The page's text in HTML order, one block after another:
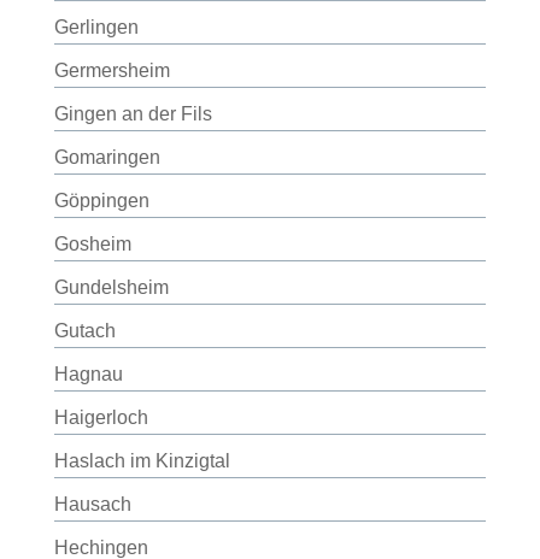
Gerlingen
Germersheim
Gingen an der Fils
Gomaringen
Göppingen
Gosheim
Gundelsheim
Gutach
Hagnau
Haigerloch
Haslach im Kinzigtal
Hausach
Hechingen